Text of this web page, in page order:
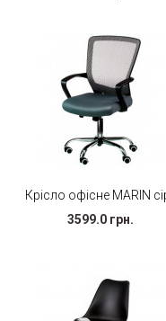
Крісло офісне MARIN
3599.0 грн.